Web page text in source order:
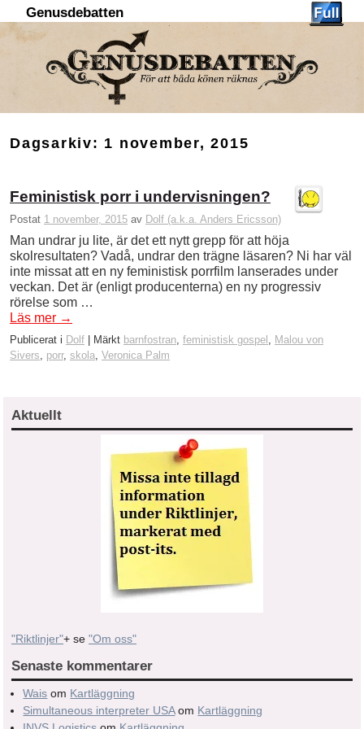
Genusdebatten
Dagsarkiv: 1 november, 2015
Feministisk porr i undervisningen?
Postat 1 november, 2015 av Dolf (a.k.a. Anders Ericsson)
Man undrar ju lite, är det ett nytt grepp för att höja
skolresultaten? Vadå, undrar den trägne läsaren? Ni har väl
inte missat att en ny feministisk porrfilm lanserades under
veckan. Det är (enligt producenterna) en ny progressiv
rörelse som …
Läs mer →
Publicerat i Dolf Märkt barnfostran, feministisk gospel , Malou von
Sivers, porr, skola, Veronica Palm
Aktuellt
"Riktlinjer"+ se "Om oss"
Senaste kommentarer
Wais om Kartläggning
Simultaneous interpreter USAom Kartläggning